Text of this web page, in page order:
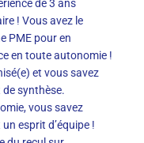
de 3 ans
! Vous avez le
PME pour en
en toute autonomie !
et vous savez
de synthèse.
vous savez
esprit d’équipe !